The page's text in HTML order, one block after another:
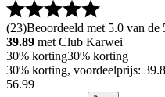
(23)Beoordeeld met 5.0 van de
39.89 met Club Karwei
30% korting30% korting
30% korting, voordeelprijs:
56.99